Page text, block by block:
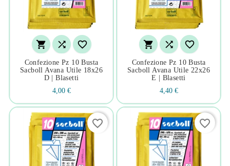
  
Confezione Pz 10 Busta
Sacboll Avana Utile 18x26
D | Blasetti
4,00 €
  
Confezione Pz 10 Busta
Sacboll Avana Utile 22x26
E | Blasetti
4,40 €
favorite_border favorite_border